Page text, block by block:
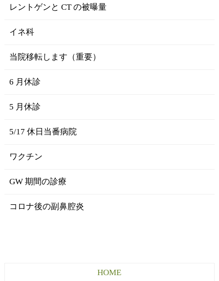
レントゲンと CT の被曝量
イネ科
当院移転します（重要）
6 月休診
5 月休診
5/17 休日当番病院
ワクチン
GW 期間の診療
コロナ後の副鼻腔炎
HOME